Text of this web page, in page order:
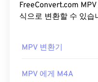
FreeConvert.com MPV 파일을 다음과 같은 다른 형
식으로 변환할 수 있습
MPV 변환기
MPV 에게 M4A